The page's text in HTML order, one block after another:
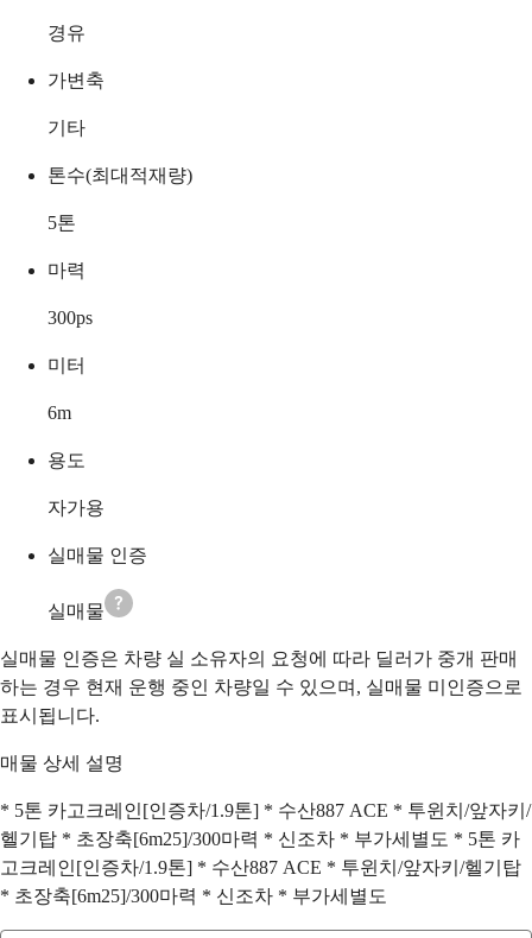
경유
가변축
기타
톤수(최대적재량)
5톤
마력
300ps
미터
6m
용도
자가용
실매물 인증
실매물
실매물 인증은 차량 실 소유자의 요청에 따라 딜러가 중개 판매
하는 경우 현재 운행 중인 차량일 수 있으며, 실매물 미인증으로
표시됩니다.
매물 상세 설명
* 5톤 카고크레인[인증차/1.9톤] * 수산887 ACE * 투윈치/앞자키/
헬기탑 * 초장축[6m25]/300마력 * 신조차 * 부가세별도 * 5톤 카
고크레인[인증차/1.9톤] * 수산887 ACE * 투윈치/앞자키/헬기탑
* 초장축[6m25]/300마력 * 신조차 * 부가세별도